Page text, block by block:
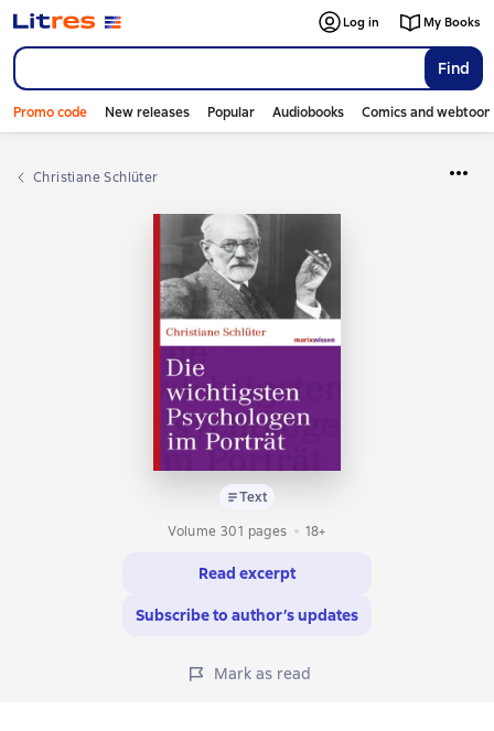
Find
Log in My Books
Promo code New releases Popular Audiobooks Comics and
Christiane Schlüter
Text
Volume 301 pages
18+
Read excerpt
Subscribe to author’s updates
Mark as read